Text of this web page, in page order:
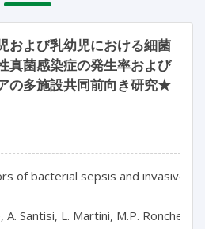
および乳幼児における細菌
真菌感染症の発生率および
の多施設共同前向き研究★
of bacterial sepsis and invasive
A. Santisi, L. Martini, M.P.